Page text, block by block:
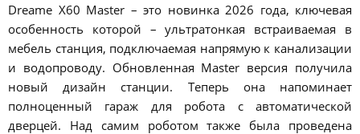
Dreame X60 Master – это новинка 2026 года, ключевая
особенность которой – ультратонкая встраиваемая в
мебель станция, подключаемая напрямую к канализации
и водопроводу. Обновленная Master версия получила
новый дизайн станции. Теперь она напоминает
полноценный гараж для робота с автоматической
дверцей. Над самим роботом также была проведена